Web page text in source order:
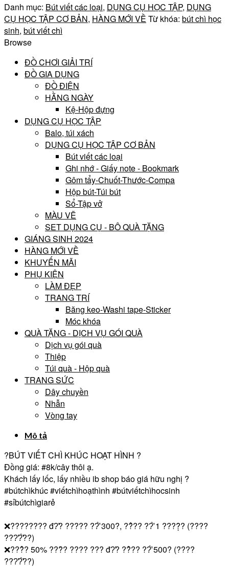
Danh mục: Bút viết các loại, DỤNG CỤ HỌC TẬP, DỤNG
CỤ HỌC TẬP CƠ BẢN, HÀNG MỚI VỀ Từ khóa: bút chì học
sinh, bút viết chì
Browse
ĐỒ CHƠI GIẢI TRÍ
ĐỒ GIA DỤNG
ĐỒ ĐIỆN
HẰNG NGÀY
Kệ-Hộp đựng
DỤNG CỤ HỌC TẬP
Balo, túi xách
DỤNG CỤ HỌC TẬP CƠ BẢN
Bút viết các loại
Ghi nhớ - Giấy note - Bookmark
Gôm tẩy-Chuốt-Thước-Compa
Hộp bút-Túi bút
Sổ-Tập vở
MÀU VẼ
SET DỤNG CỤ - BÔ QUÀ TẶNG
GIÁNG SINH 2024
HÀNG MỚI VỀ
KHUYẾN MÃI
PHỤ KIỆN
LÀM ĐẸP
TRANG TRÍ
Băng keo-Washi tape-Sticker
Móc khóa
QUÀ TẶNG - DỊCH VỤ GÓI QUÀ
Dịch vụ gói quà
Thiệp
Túi quà - Hộp quà
TRANG SỨC
Dây chuyền
Nhẫn
Vòng tay
Mô tả
?BÚT VIẾT CHÌ KHÚC HOẠT HÌNH ?
Đồng giá: #8k/cây thôi ạ.
Khách lấy lốc, lấy nhiều ib shop báo giá hữu nghị ?
#bútchìkhúc#viếtchìhoạthình #bútviếtchìhocsinh
#sỉbútchìgiarẻ
❌???????? đ?̛? ????? ??̛̀ 300?, ??̉?? ??̛̀ 1 ????̣̂? (????
???̛?̛̀??)
❌???̉? 50% ???̂̀? ???? ??? đ?̛? ??̉?? ??̛̀ 500? (????
???̛?̛̀??)